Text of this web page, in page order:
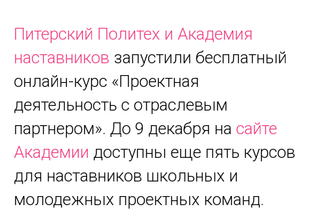
Питерский Политех и Академия
наставников запустили бесплатный
онлайн-курс «Проектная
деятельность с отраслевым
партнером». До 9 декабря на сайте
Академии доступны еще пять курсов
для наставников школьных и
молодежных проектных команд.